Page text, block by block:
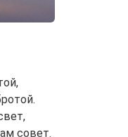
совет.